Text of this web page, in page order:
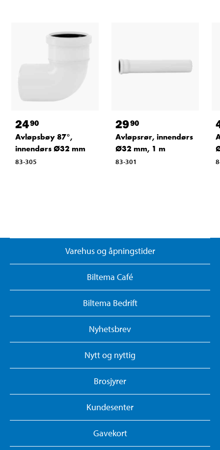
2490
Avløpsbøy 87°,
innendørs Ø32 mm
83-305
2990
Avløpsrør, innendørs
Ø32 mm, 1 m
83-301
Varehus og åpningstider
Biltema Café
Biltema Bedrift
Nyhetsbrev
Nytt og nyttig
Brosjyrer
Kundesenter
Gavekort